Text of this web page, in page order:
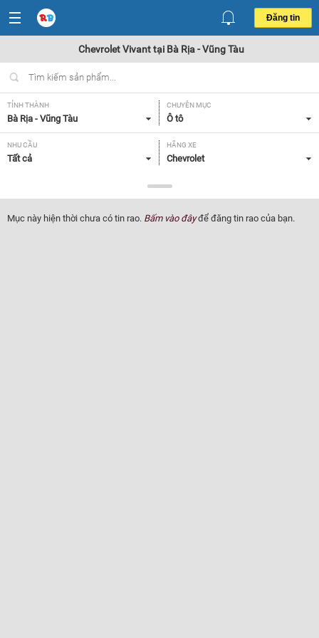
Đăng tin
Chevrolet Vivant tại Bà Rịa - Vũng Tàu
TỈNH THÀNH
Bà Rịa - Vũng Tàu
CHUYÊN MỤC
Ô tô
NHU CẦU
Tất cả
HÃNG XE
Chevrolet
Vivant
NĂM SẢN XUẤT
Tất cả
GIÁ XE XUẤT XỨ
Mục này hiện thời chưa có tin rao. Bấm vào đâyđể đăng tin rao của bạn.